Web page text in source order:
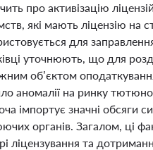
про активізацію
які мають ліцензію на
для
уточнюють, що для
об’єктом
аномалії на ринку
імпортує значні обсяги
органів. Загалом, ці
ліцензування та